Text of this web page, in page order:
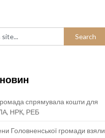
спрямувала кошти для
НРК, РЕБ
Головненської громади взяли